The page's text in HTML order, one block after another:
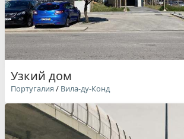
Узкий дом
Португалия / Вила-ду-Конд